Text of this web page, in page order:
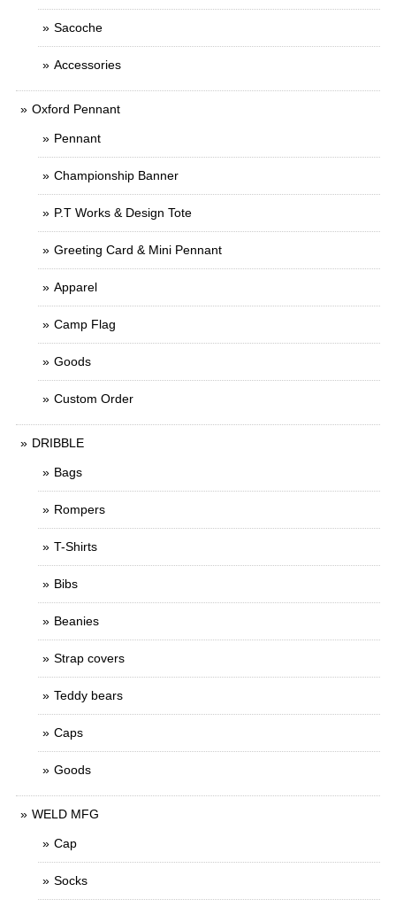
Sacoche
Accessories
Oxford Pennant
Pennant
Championship Banner
P.T Works & Design Tote
Greeting Card & Mini Pennant
Apparel
Camp Flag
Goods
Custom Order
DRIBBLE
Bags
Rompers
T-Shirts
Bibs
Beanies
Strap covers
Teddy bears
Caps
Goods
WELD MFG
Cap
Socks